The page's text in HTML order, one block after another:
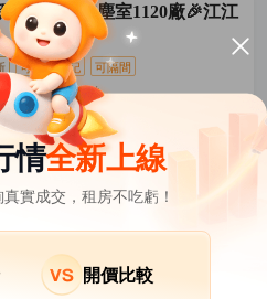
竹工業區無塵室1120廠🎉江江
可工廠登記 可隔間
鄉-湖口交流道
佈
元/月
熱門在租社區
情全新上線
實成交，租房不吃虧！
開價比較